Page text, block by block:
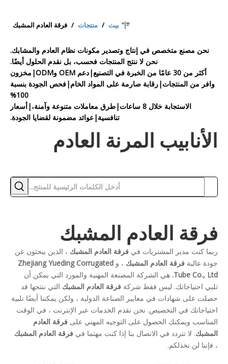
بيت / منتجات / فرقة العادم المشبك
نحن مصنع متخصص في إنتاج وتصدير مكونات نظام العادم والمشابك.
نحن لا ننتج المنتجات فحسب، بل نقدم الحلول أيضًا.
أكثر من 30 عامًا من الخبرة في التصنيع|دعم OEM وODM|مخزون
وافر من المنتجات|رقابة صارمة على المواد الخام|فحص الجودة بنسبة
100%
الاستجابة خلال 8 ساعات|طرق معاملات متنوعة وآمنة،|أسعار
تنافسية|عوائد مضمونة لقضايا الجودة.
الأنابيب المرنة العادم
فرقة العادم المشبك
ربما كنت مدير المشتريات في فرقة العادم المشبك ، الذين يبحثون عن
جودة عالية فرقة العادم المشبك ، و Zhejiang Yueding Corrugated
Tube Co., Ltd. هي الشركة المصنعة المهنية والمورد التي يمكن أن
تلبي احتياجاتك. ليس فقط شركة فرقة العادم المشبك التي ننتجها قد
حصلت على شهادات في معايير الصناعة الدولية ، ولكن يمكننا أيضًا تلبية
احتياجاتك في التخصيص. نحن نقدم الخدمات عبر الإنترنت ، في الوقت
المناسب ويمكنك الحصول على التوجيه المهني على فرقة العادم
المشبك. لا تتردد في الاتصال بنا إذا كنت مهتما في فرقة العادم المشبك
، فإننا لن نخذلكم.